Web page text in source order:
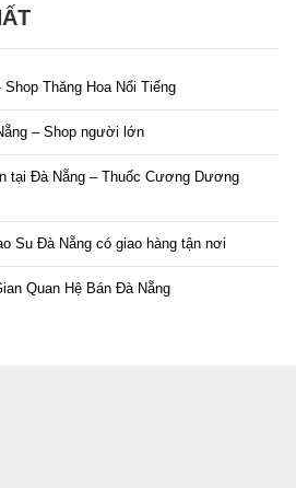
Thăng Hoa Nổi Tiếng
– Shop người lớn
tại Đà Nẵng – Thuốc Cương Dương
Su Đà Nẵng có giao hàng tận nơi
Quan Hệ Bán Đà Nẵng